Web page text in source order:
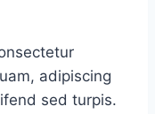
adipiscing
sed turpis.